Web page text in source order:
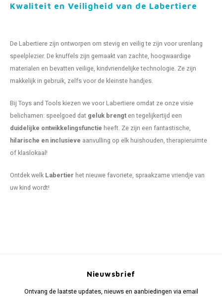
Kwaliteit en Veiligheid van de Labertiere
De Labertiere zijn ontworpen om stevig en veilig te zijn voor urenlang
speelplezier. De knuffels zijn gemaakt van zachte, hoogwaardige
materialen en bevatten veilige, kindvriendelijke technologie. Ze zijn
makkelijk in gebruik, zelfs voor de kleinste handjes.
Bij Toys and Tools kiezen we voor Labertiere omdat ze onze visie
belichamen: speelgoed dat geluk brengt en tegelijkertijd een
duidelijke ontwikkelingsfunctie heeft. Ze zijn een fantastische,
hilarische en inclusieve aanvulling op elk huishouden, therapieruimte
of klaslokaal!
Ontdek welk Labertier het nieuwe favoriete, spraakzame vriendje van
uw kind wordt!
Nieuwsbrief
Ontvang de laatste updates, nieuws en aanbiedingen via email